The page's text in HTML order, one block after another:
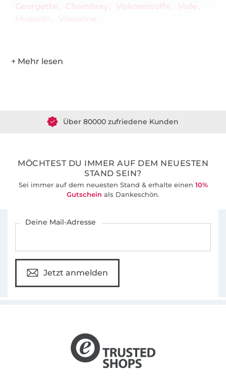
Georgette Chambray Viskosestoffe
Voile
Musselin
Vlieseline
MÖCHTEST DU IMMER AUF DEM NEUESTEN
STAND SEIN?
Sei immer auf dem neuesten Stand & erhalte einen 10%
Gutschein als Dankeschön.
Deine Mail-Adresse
Jetzt anmelden